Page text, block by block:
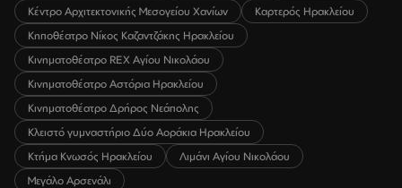
Κέντρο Αρχιτεκτονικής Μεσογείου Χανίων
Καρτερός Ηρακλείου
Κηποθέατρο Νίκος Καζαντζάκης Ηρακλείου
Κινηματοθέατρο REX Αγίου Νικολάου
Κινηματοθέατρο Αστόρια Ηρακλείου
Κινηματοθέατρο Δρήρος Νεάπολης
Κλειστό γυμναστήριο Δύο Αοράκια Ηρακλείου
Κτήμα Κνωσός Ηρακλείου
Λιμάνι Αγίου Νικολάου
Μεγάλο Αρσενάλι